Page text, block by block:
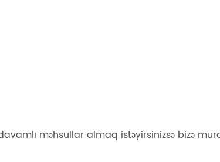
məhsullar almaq istəyirsinizsə bizə